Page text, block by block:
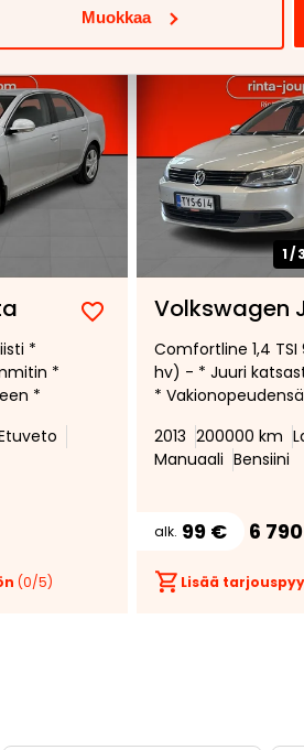
Muokkaa
Lisää
suosikiksi
Poista
suosikeista
*
*
*
(0/5)
1/
Volkswagen
Comfortline 1,4 TSI
hv) - * Juuri
*
Moottorinlämmitin
Automaattinen
2013 200000 km
Manuaali Bensiini
alk. 99 € 6
Lisää